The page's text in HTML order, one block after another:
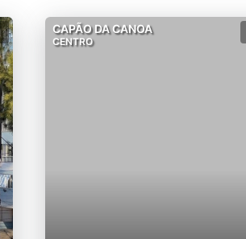
CAPÃO DA CANOA
CENTRO